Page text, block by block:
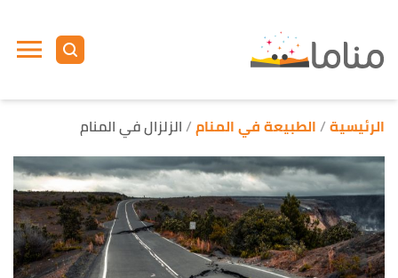
الرئيسية الطبيعة في المنام الزلزال في المنام